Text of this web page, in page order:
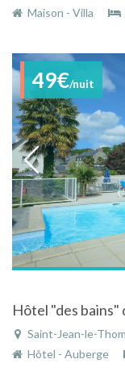
Maison - Villa
49€/nuit
Saint-Jean-le-Thomas
Hôtel - Auberge